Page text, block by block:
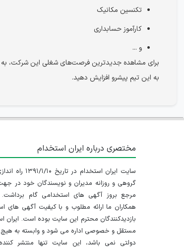
تکنسین مکانیک
کارآموز حسابداری
و ...
برای مشاهده جدیدترین فرصت‌های شغلی این شرکت، به
به این تیم پیشرو افزایش دهید.
مختصری درباره ایران استخدام
سایت ایران
گروهی و روزانه مدیران و نویسندگان خود در
مرجع بروز آگهی های استخدامی گام
همکاران ما ارائه مطلوب و با کیفیت آگهی
بازدیدکنندگان محترم این سایت بوده است. ایران
مستقل و خصوصی اداره می شود و وابسته به هیچ
دولتی نمی باشد، این سایت تنها منتشر